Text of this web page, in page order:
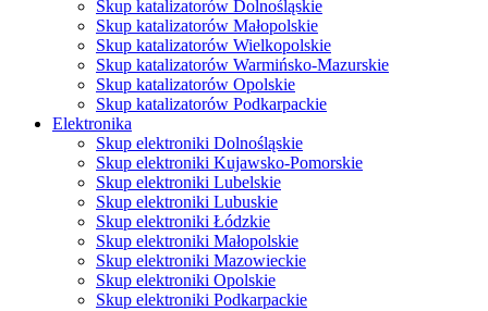
Skup katalizatorów Dolnośląskie
Skup katalizatorów Małopolskie
Skup katalizatorów Wielkopolskie
Skup katalizatorów Warmińsko-Mazurskie
Skup katalizatorów Opolskie
Skup katalizatorów Podkarpackie
Elektronika
Skup elektroniki Dolnośląskie
Skup elektroniki Kujawsko-Pomorskie
Skup elektroniki Lubelskie
Skup elektroniki Lubuskie
Skup elektroniki Łódzkie
Skup elektroniki Małopolskie
Skup elektroniki Mazowieckie
Skup elektroniki Opolskie
Skup elektroniki Podkarpackie